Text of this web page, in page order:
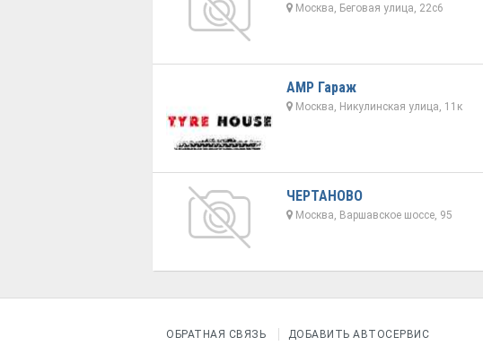
Москва, Беговая улица, 22с6
АМР Гараж
Москва, Никулинская улица, 11к
ЧЕРТАНОВО
Москва, Варшавское шоссе, 95
ОБРАТНАЯ СВЯЗЬ ДОБАВИТЬ АВТОСЕРВИС